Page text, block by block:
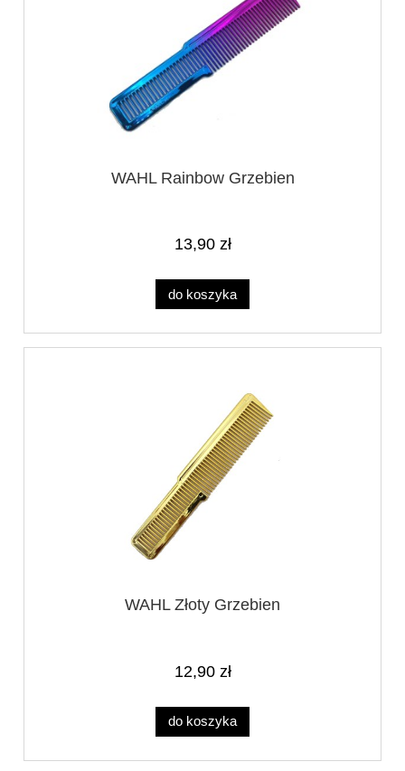
WAHL Rainbow Grzebien
13,90 zł
do koszyka
WAHL Złoty Grzebien
12,90 zł
do koszyka